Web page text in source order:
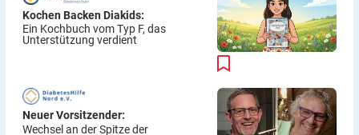
Kochen Backen Diakids:
Ein Kochbuch vom Typ F, das
Unterstützung verdient
Neuer Vorsitzender:
Wechsel an der Spitze der